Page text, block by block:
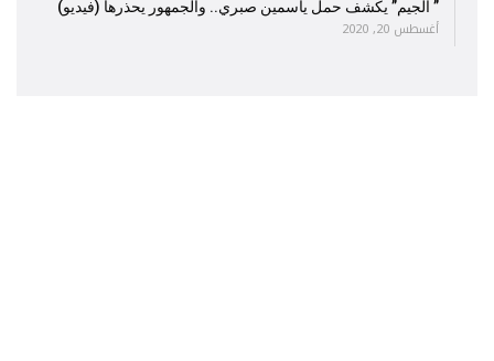
” الجيم” يكشف حمل ياسمين صبري.. والجمهور يحذرها (فيديو)
أغسطس 20, 2020